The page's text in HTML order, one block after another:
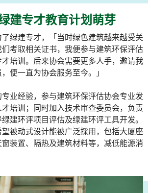
建专才教育计划萌芽
绿建专才，「当时绿色建筑越来越受关
考取相关证书，我便参与建筑环保评估
培训。后来协会需要更多人手，邀请我
便一直为协会服务至今。」
业经验，参与建筑环保评估协会专业发
培训；同时加入技术审查委员会，负责
建环评项目评估及绿建环评工具开发。
望被动式设计能被广泛採用，包括大厦座
装置、隔热及建筑材料等，减低能源消